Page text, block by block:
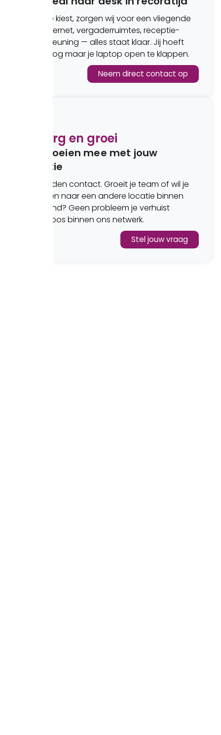
Zodra je kiest, zorgen wij voor een vliegende
start. Internet, vergaderruimtes, receptie-
ondersteuning — alles staat klaar. Jij hoeft
alleen nog maar je laptop open te klappen.
Neem direct contact op
Nazorg en groei
We groeien mee met jouw
ambitie
We houden contact. Groeit je team of wil je
verhuizen naar een andere locatie binnen
Nederland? Geen probleem je verhuist
moeiteloos binnen ons netwerk.
Stel jouw vraag